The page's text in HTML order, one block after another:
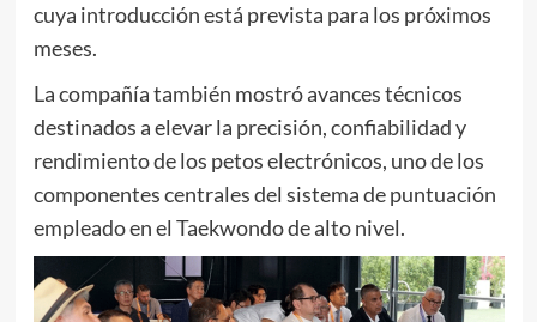
cuya introducción está prevista para los próximos
meses.
La compañía también mostró avances técnicos
destinados a elevar la precisión, confiabilidad y
rendimiento de los petos electrónicos, uno de los
componentes centrales del sistema de puntuación
empleado en el Taekwondo de alto nivel.